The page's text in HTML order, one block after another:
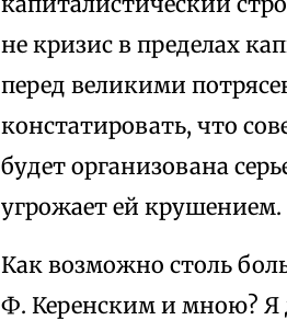
не кризис в пределах
перед великими
констатировать, что
будет организована
угрожает ей крушением.
Как возможно столь
Ф. Керенским и мною? Я